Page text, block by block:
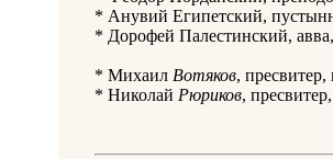
* Анувий Египетский,
* Дорофей Палестинский,
* Михаил Вотяков,
* Николай Рюриков,